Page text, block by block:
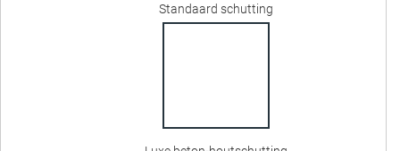
Standaard schutting